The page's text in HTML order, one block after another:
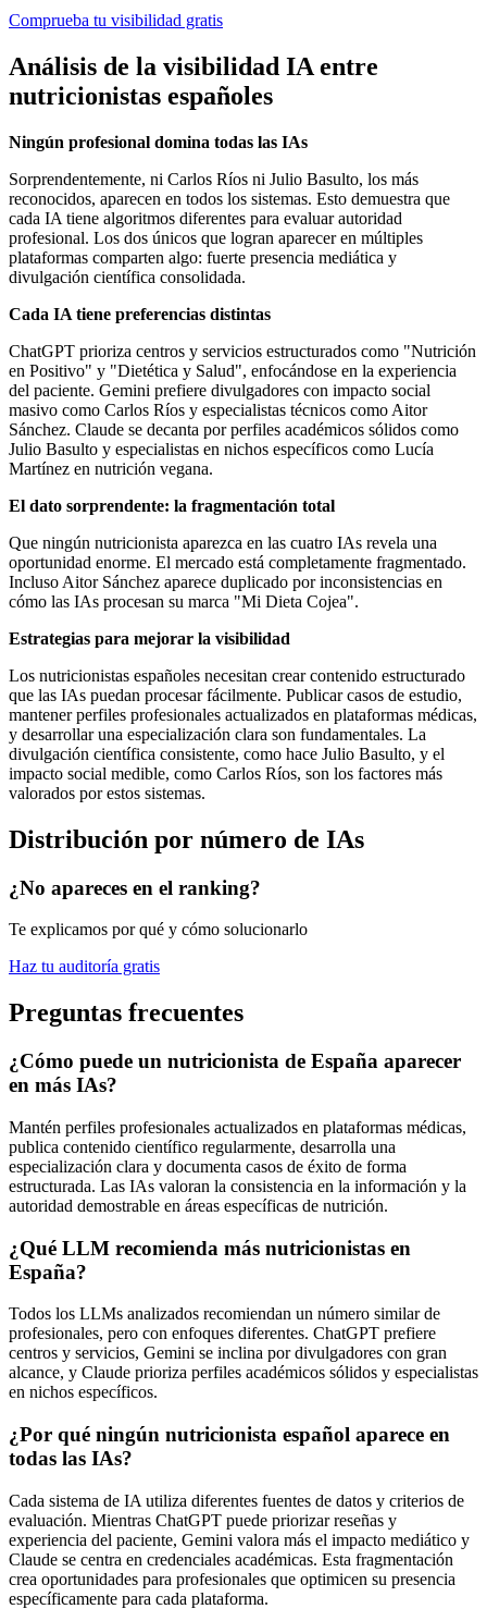
Comprueba tu visibilidad gratis
Análisis de la visibilidad IA entre
nutricionistas españoles
Ningún profesional domina todas las IAs
Sorprendentemente, ni Carlos Ríos ni Julio Basulto, los más
reconocidos, aparecen en todos los sistemas. Esto demuestra que
cada IA tiene algoritmos diferentes para evaluar autoridad
profesional. Los dos únicos que logran aparecer en múltiples
plataformas comparten algo: fuerte presencia mediática y
divulgación científica consolidada.
Cada IA tiene preferencias distintas
ChatGPT prioriza centros y servicios estructurados como "Nutrición
en Positivo" y "Dietética y Salud", enfocándose en la experiencia
del paciente. Gemini prefiere divulgadores con impacto social
masivo como Carlos Ríos y especialistas técnicos como Aitor
Sánchez. Claude se decanta por perfiles académicos sólidos como
Julio Basulto y especialistas en nichos específicos como Lucía
Martínez en nutrición vegana.
El dato sorprendente: la fragmentación total
Que ningún nutricionista aparezca en las cuatro IAs revela una
oportunidad enorme. El mercado está completamente fragmentado.
Incluso Aitor Sánchez aparece duplicado por inconsistencias en
cómo las IAs procesan su marca "Mi Dieta Cojea".
Estrategias para mejorar la visibilidad
Los nutricionistas españoles necesitan crear contenido estructurado
que las IAs puedan procesar fácilmente. Publicar casos de estudio,
mantener perfiles profesionales actualizados en plataformas médicas,
y desarrollar una especialización clara son fundamentales. La
divulgación científica consistente, como hace Julio Basulto, y el
impacto social medible, como Carlos Ríos, son los factores más
valorados por estos sistemas.
Distribución por número de IAs
¿No apareces en el ranking?
Te explicamos por qué y cómo solucionarlo
Haz tu auditoría gratis
Preguntas frecuentes
¿Cómo puede un nutricionista de España aparecer
en más IAs?
Mantén perfiles profesionales actualizados en plataformas médicas,
publica contenido científico regularmente, desarrolla una
especialización clara y documenta casos de éxito de forma
estructurada. Las IAs valoran la consistencia en la información y la
autoridad demostrable en áreas específicas de nutrición.
¿Qué LLM recomienda más nutricionistas en
España?
Todos los LLMs analizados recomiendan un número similar de
profesionales, pero con enfoques diferentes. ChatGPT prefiere
centros y servicios, Gemini se inclina por divulgadores con gran
alcance, y Claude prioriza perfiles académicos sólidos y especialistas
en nichos específicos.
¿Por qué ningún nutricionista español aparece en
todas las IAs?
Cada sistema de IA utiliza diferentes fuentes de datos y criterios de
evaluación. Mientras ChatGPT puede priorizar reseñas y
experiencia del paciente, Gemini valora más el impacto mediático y
Claude se centra en credenciales académicas. Esta fragmentación
crea oportunidades para profesionales que optimicen su presencia
específicamente para cada plataforma.